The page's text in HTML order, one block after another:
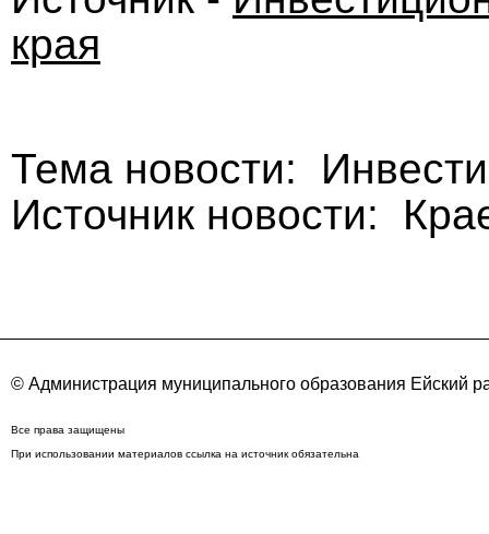
края
Тема новости:
Источник новости:
© Администрация муниципального образования Ейский
Все права защищены
При использовании материалов ссылка на источник обязательна